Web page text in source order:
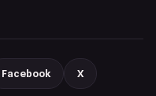
Facebook X